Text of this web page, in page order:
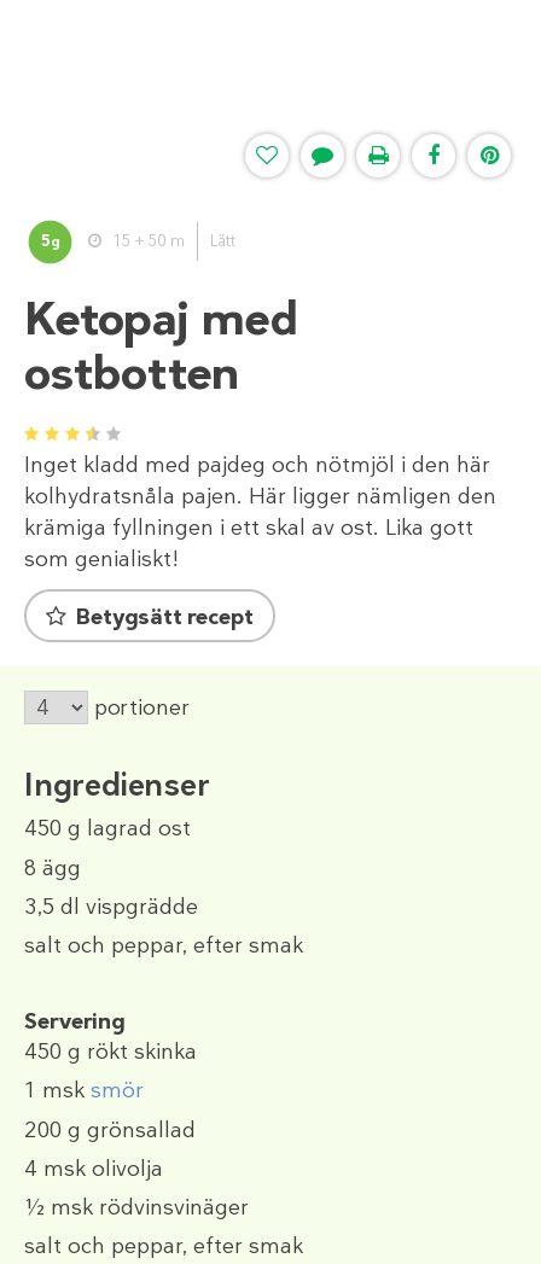
5g 15 + 50 m Lätt
Ketopaj med
ostbotten
1 2 3 4 5
Inget kladd med pajdeg och nötmjöl i den här
kolhydratsnåla pajen. Här ligger nämligen den
krämiga fyllningen i ett skal av ost. Lika gott
som genialiskt!
Betygsätt recept
portioner
Ingredienser
450 g lagrad ost
8 ägg
3,5 dl vispgrädde
salt och peppar, efter smak
Servering
450 g rökt skinka
1 msk smör
200 g grönsallad
4 msk olivolja
½ msk rödvinsvinäger
salt och peppar, efter smak